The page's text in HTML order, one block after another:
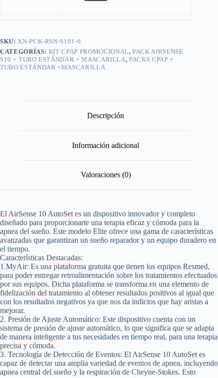
SKU:XN-PCK-RSN-S101-6
CATEGORÍAS: KIT CPAP PROMOCIONAL,PACK AIRSENSE
S10 + TUBO ESTÁNDAR + MASCARILLA,PACKS CPAP +
TUBO ESTÁNDAR +MASCARILLA
Descripción
Información adicional
Valoraciones (0)
El AirSense 10 AutoSet es un dispositivo innovador y completo
diseñado para proporcionarte una terapia eficaz y cómoda para la
apnea del sueño. Este modelo Elite ofrece una gama de características
avanzadas que garantizan un sueño reparador y un equipo duradero en
el tiempo.
Características Destacadas:
1.MyAir: Es una plataforma gratuita que tienen los equipos Resmed,
para poder entregar retroalimentación sobre los tratamientos efectuados
por sus equipos. Dicha plataforma se transforma en una elemento de
fidelización del tratamiento al obtener resultados positivos al igual que
con los resultados negativos ya que nos da indicios que hay aristas a
mejorar.
2. Presión de Ajuste Automático: Este dispositivo cuenta con un
sistema de presión de ajuste automático, lo que significa que se adapta
de manera inteligente a tus necesidades en tiempo real, para una terapia
precisa y cómoda.
3. Tecnología de Detección de Eventos: El AirSense 10 AutoSet es
capaz de detectar una amplia variedad de eventos de apnea, incluyendo
apnea central del sueño y la respiración de Cheyne-Stokes. Esto